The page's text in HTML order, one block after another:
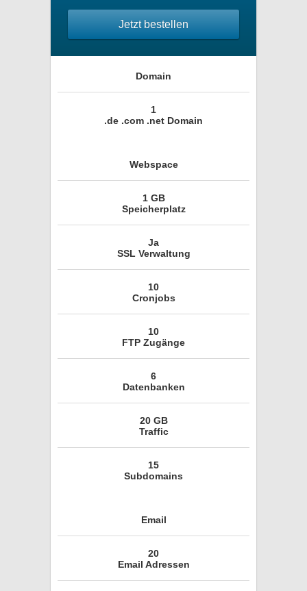
Jetzt bestellen
Domain
1
.de .com .net Domain
Webspace
1 GB
Speicherplatz
Ja
SSL Verwaltung
10
Cronjobs
10
FTP Zugänge
6
Datenbanken
20 GB
Traffic
15
Subdomains
Email
20
Email Adressen